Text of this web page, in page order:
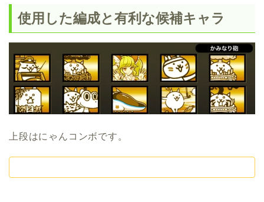
使用した編成と有利な候補キャラ
上段はにゃんコンボです。